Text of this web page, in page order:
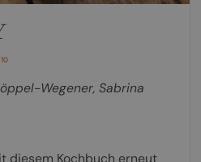
Wegener, Sabrina
diesem Kochbuch erneut